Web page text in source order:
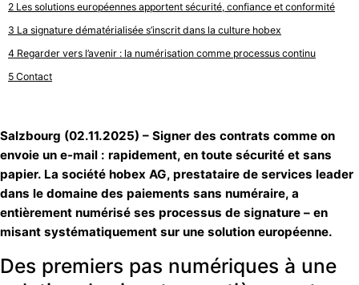
Les solutions européennes apportent sécurité, confiance et conformité
La signature dématérialisée s’inscrit dans la culture hobex
Regarder vers l’avenir : la numérisation comme processus continu
Contact
Salzbourg (02.11.2025) – Signer des contrats comme on
envoie un e-mail : rapidement, en toute sécurité et sans
papier. La société hobex AG, prestataire de services leader
dans le domaine des paiements sans numéraire, a
entièrement numérisé ses processus de signature – en
misant systématiquement sur une solution européenne.
Des premiers pas numériques à une